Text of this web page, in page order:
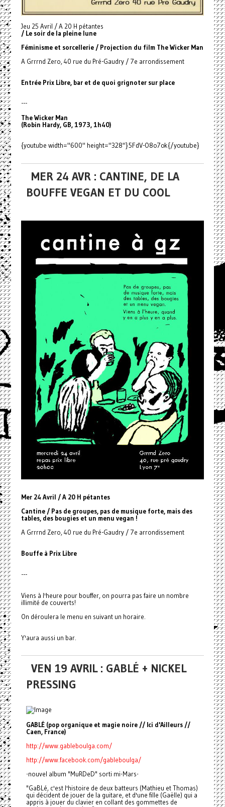
Jeu 25 Avril / A 20 H pétantes
/ Le soir de la pleine lune
Féminisme et sorcellerie / Projection du film The Wicker Man
A Grrrnd Zero, 40 rue du Pré-Gaudry / 7e arrondissement
Entrée Prix Libre, bar et de quoi grignoter sur place
---
The Wicker Man
(Robin Hardy, GB, 1973, 1h40)
{youtube width="600" height="328"}5FdV-O8o7ok{/youtube}
MER 24 AVR : CANTINE, DE LA
BOUFFE VEGAN ET DU COOL
Mer 24 Avril / A 20 H pétantes
Cantine/ Pas de groupes, pas de musique forte, mais des
tables, des bougies et un menu vegan !
A Grrrnd Zero, 40 rue du Pré-Gaudry / 7e arrondissement
Bouffe à Prix Libre
---
Viens à l'heure pour bouffer, on pourra pas faire un nombre
illimité de couverts!
On déroulera le menu en suivant un horaire.
Y'aura aussi un bar.
VEN 19 AVRIL : GABLÉ + NICKEL
PRESSING
GABLÉ (pop organique et magie noire // Ici d'Ailleurs //
Caen, France)
http://www.gableboulga.com/
http://www.facebook.com/gableboulga/
-nouvel album "MuRDeD" sorti mi-Mars-
"GaBLé, c'est l'histoire de deux batteurs (Mathieu et Thomas)
qui décident de jouer de la guitare, et d'une fille (Gaëlle) qui a
appris à jouer du clavier en collant des gommettes de